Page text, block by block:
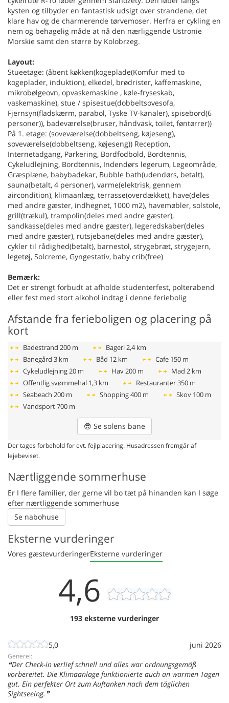
kysten og tilbyder en fantastisk udsigt over strandene, det
klare hav og de charmerende tørvemoser. Herfra er cykling en
nem og behagelig måde at nå den nærliggende Ustronie
Morskie samt den større by Kolobrzeg.
Layout:
Stueetage: (åbent køkken(kogeplade(Komfur med to
kogeplader, induktion), elkedel, brødrister, kaffemaskine,
mikrobølgeovn, opvaskemaskine , køle-fryseskab,
vaskemaskine), stue / spisestue(dobbeltsovesofa,
Fjernsyn(fladskærm, parabol, Tyske TV-kanaler), spisebord(6
personer)), badeværelse(bruser, håndvask, toilet, føntørrer))
På 1. etage: (soveværelse(dobbeltseng, køjeseng),
soveværelse(dobbeltseng, køjeseng)) Reception,
Internetadgang, Parkering, Bordfodbold, Bordtennis,
Cykeludlejning, Bordtennis, Indendørs legerum, Legeområde,
Græsplæne, babybadekar, Bubble bath(udendørs, betalt),
sauna(betalt, 4 personer), varme(elektrisk, gennem
aircondition), klimaanlæg, terrasse(overdækket), have(deles
med andre gæster, indhegnet, 1000 m2), havemøbler, solstole,
grill(trækul), trampolin(deles med andre gæster),
sandkasse(deles med andre gæster), legeredskaber(deles
med andre gæster), rutsjebane(deles med andre gæster),
cykler til rådighed(betalt), barnestol, strygebræt, strygejern,
legetøj, Solcreme, Gyngestativ, baby crib(free)
Bemærk:
Det er strengt forbudt at afholde studenterfest, polterabend
eller fest med stort alkohol indtag i denne feriebolig
Afstande fra ferieboligen og placering på
kort
Badestrand 200 m Bageri2,4 km
Banegård 3 km Båd 12 km Cafe 150 m
Cykeludlejning20 m Hav200 m Mad 2 km
Offentlig svømmehal 1,3 km Restauranter350 m
Seabeach 200 m Shopping400 m Skov 100 m
Vandsport700 m
😎 Se solens bane
Der tages forbehold for evt. fejlplacering. Husadressen fremgår af
lejebeviset.
Nærtliggende sommerhuse
Er I flere familier, der gerne vil bo tæt på hinanden kan I søge
efter nærtliggende sommerhuse
Se nabohuse
Eksterne vurderinger
Vores gæstevurderingerEksterne vurderinger
4,6
193 eksterne vurderinger
5,0 juni 2026
Generel:
Der Check-in verlief schnell und alles war ordnungsgemäß
vorbereitet. Die Klimaanlage funktionierte auch an warmen Tagen
gut. Ein perfekter Ort zum Auftanken nach dem täglichen
Sightseeing.